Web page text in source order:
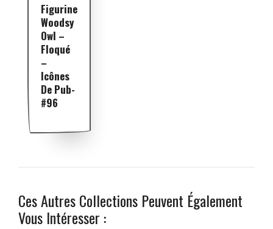
Figurine
Woodsy
Owl –
Floqué
–
Icônes
De Pub-
#96
Ces Autres Collections Peuvent Également
Vous Intéresser :